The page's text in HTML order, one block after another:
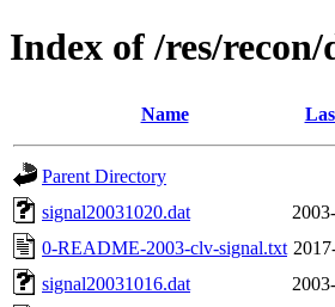
Index of /res/
Name
Parent Directory
signal20031020.dat
0-README-2003-clv-signal.txt
signal20031016.dat